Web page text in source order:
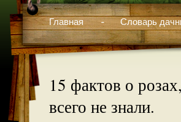
Главная Словарь
15 фактов о
всего не знали.